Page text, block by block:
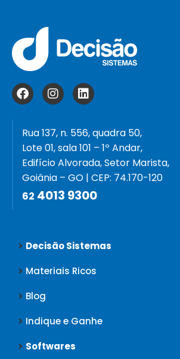
Rua 137, n. 556, quadra 50,
Lote 01, sala 101 – 1º Andar,
Edifício Alvorada, Setor Marista,
Goiânia – GO | CEP: 74.170-120
62 4013 9300
Decisão Sistemas
Materiais Ricos
Blog
Indique e Ganhe
Softwares